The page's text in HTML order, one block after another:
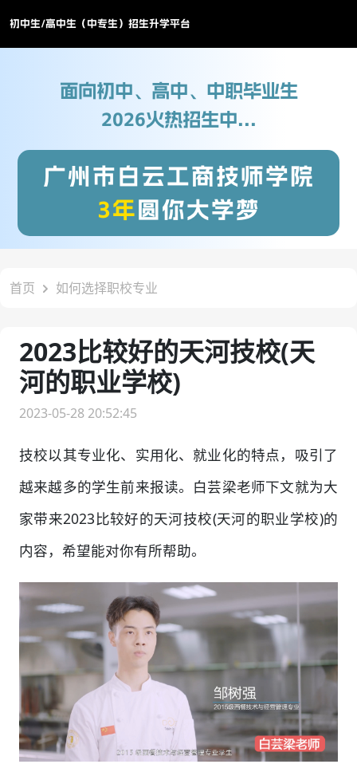
初中生/高中生（中专生）招生升学平台
面向初中、高中、中职毕业生
2026火热招生中...
广州市白云工商技师学院
3年圆你大学梦
首页 如何选择职校专业
2023比较好的天河技校(天
河的职业学校)
2023-05-28 20:52:45
技校以其专业化、实用化、就业化的特点，吸引了
越来越多的学生前来报读。白芸梁老师下文就为大
家带来2023比较好的天河技校(天河的职业学校)的
内容，希望能对你有所帮助。